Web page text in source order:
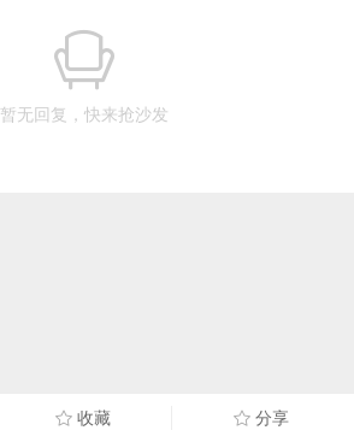
暂无回复，快来抢沙发
收藏 分享